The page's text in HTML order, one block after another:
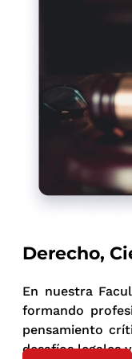
Derecho,
En nuestra
formando
pensamiento
desafíos legales